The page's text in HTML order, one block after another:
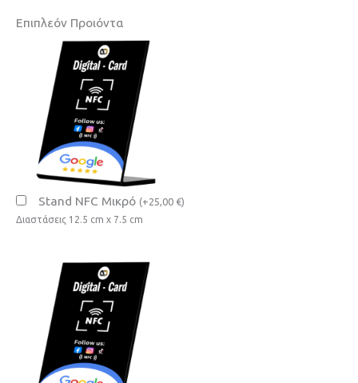
Επιπλεόν Προιόντα
Stand NFC Μικρό (+25,00 €)
Διαστάσεις 12.5 cm x 7.5 cm